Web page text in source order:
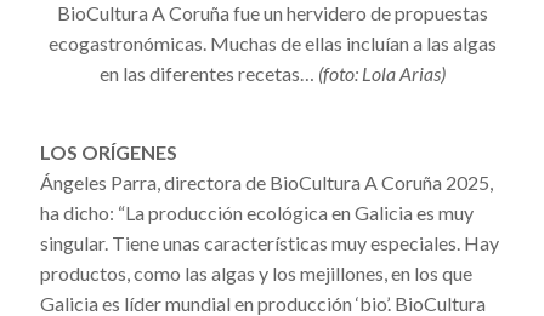
BioCultura A Coruña fue un hervidero de propuestas
ecogastronómicas. Muchas de ellas incluían a las algas
en las diferentes recetas… (foto: Lola Arias)
LOS ORÍGENES
Ángeles Parra, directora de BioCultura A Coruña 2025,
ha dicho: “La producción ecológica en Galicia es muy
singular. Tiene unas características muy especiales. Hay
productos, como las algas y los mejillones, en los que
Galicia es líder mundial en producción ‘bio’. BioCultura